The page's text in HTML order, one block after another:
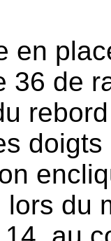
en
36 de
lors du